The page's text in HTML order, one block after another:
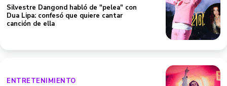
Silvestre Dangond habló de "pelea" con
Dua Lipa: confesó que quiere cantar
canción de ella
ENTRETENIMIENTO